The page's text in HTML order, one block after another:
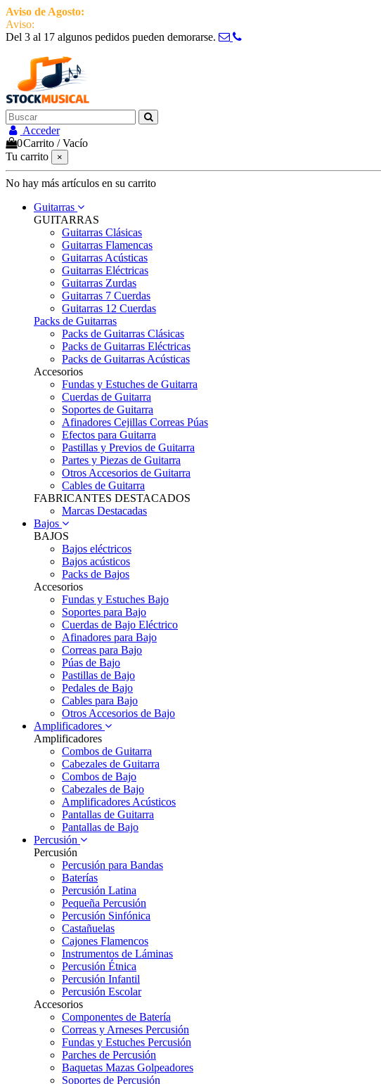
Aviso de Agosto:
Aviso:
Del 3 al 17 algunos pedidos pueden demorarse.
Acceder
0Carrito /Vacío
Tu carrito
×
No hay más artículos en su carrito
Guitarras
GUITARRAS
Guitarras Clásicas
Guitarras Flamencas
Guitarras Acústicas
Guitarras Eléctricas
Guitarras Zurdas
Guitarras 7 Cuerdas
Guitarras 12 Cuerdas
Packs de Guitarras
Packs de Guitarras Clásicas
Packs de Guitarras Eléctricas
Packs de Guitarras Acústicas
Accesorios
Fundas y Estuches de Guitarra
Cuerdas de Guitarra
Soportes de Guitarra
Afinadores Cejillas Correas Púas
Efectos para Guitarra
Pastillas y Previos de Guitarra
Partes y Piezas de Guitarra
Otros Accesorios de Guitarra
Cables de Guitarra
FABRICANTES DESTACADOS
Marcas Destacadas
Bajos
BAJOS
Bajos eléctricos
Bajos acústicos
Packs de Bajos
Accesorios
Fundas y Estuches Bajo
Soportes para Bajo
Cuerdas de Bajo Eléctrico
Afinadores para Bajo
Correas para Bajo
Púas de Bajo
Pastillas de Bajo
Pedales de Bajo
Cables para Bajo
Otros Accesorios de Bajo
Amplificadores
Amplificadores
Combos de Guitarra
Cabezales de Guitarra
Combos de Bajo
Cabezales de Bajo
Amplificadores Acústicos
Pantallas de Guitarra
Pantallas de Bajo
Percusión
Percusión
Percusión para Bandas
Baterías
Percusión Latina
Pequeña Percusión
Percusión Sinfónica
Castañuelas
Cajones Flamencos
Instrumentos de Láminas
Percusión Étnica
Percusión Infantil
Percusión Escolar
Accesorios
Componentes de Batería
Correas y Arneses Percusión
Fundas y Estuches Percusión
Parches de Percusión
Baquetas Mazas Golpeadores
Soportes de Percusión